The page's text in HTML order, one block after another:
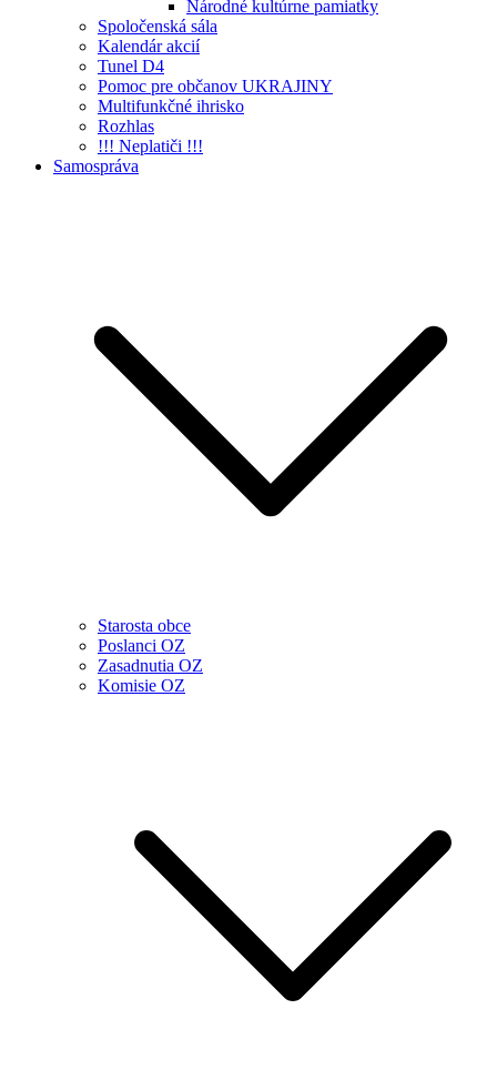
Národné kultúrne pamiatky
Spoločenská sála
Kalendár akcií
Tunel D4
Pomoc pre občanov UKRAJINY
Multifunkčné ihrisko
Rozhlas
!!! Neplatiči !!!
Samospráva
Starosta obce
Poslanci OZ
Zasadnutia OZ
Komisie OZ